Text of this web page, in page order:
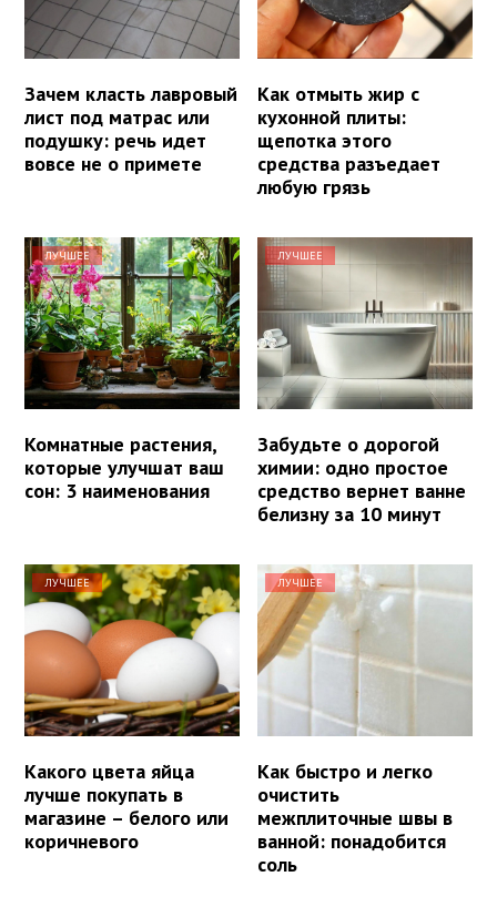
Зачем класть лавровый
лист под матрас или
подушку: речь идет
вовсе не о примете
Как отмыть жир с
кухонной плиты:
щепотка этого
средства разъедает
любую грязь
ЛУЧШЕЕ
Комнатные растения,
которые улучшат ваш
сон: 3 наименования
ЛУЧШЕЕ
Забудьте о дорогой
химии: одно простое
средство вернет ванне
белизну за 10 минут
ЛУЧШЕЕ
Какого цвета яйца
лучше покупать в
магазине – белого или
коричневого
ЛУЧШЕЕ
Как быстро и легко
очистить
межплиточные швы в
ванной: понадобится
соль